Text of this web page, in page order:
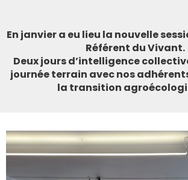
En janvier a eu lieu la nouvelle
Référent du Vivant.
Deux jours d’intelligence
journée terrain avec nos
la transition